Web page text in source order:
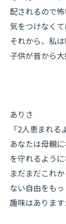
配されるので怖
気をつけなくて
それから、私
子供が昔から大
ありさ
「2人恵まれる
あなたは母親
を守れるように
まだまだこれ
ない自由をもっ
趣味はあります